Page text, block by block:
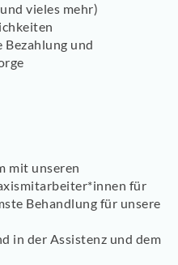
vieles mehr)
und
mit unseren
für
Behandlung für unsere
in der Assistenz und dem